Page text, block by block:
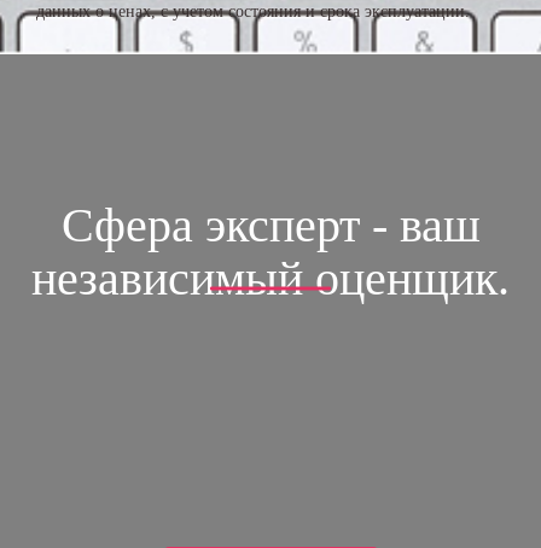
данных о ценах, с учетом состояния и срока эксплуатации.
Сфера эксперт - ваш
независимый оценщик.